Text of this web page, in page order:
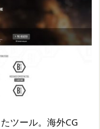
ツール。海外CG